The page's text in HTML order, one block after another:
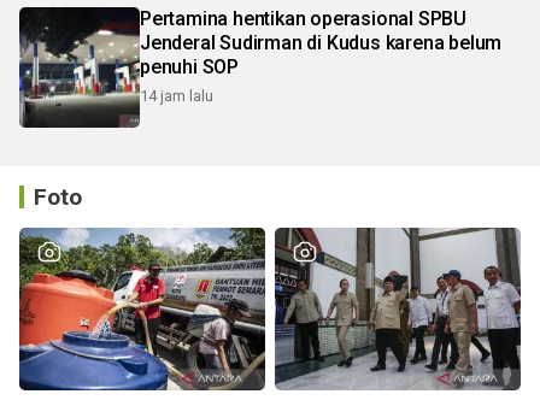
Pertamina hentikan operasional SPBU
Jenderal Sudirman di Kudus karena belum
penuhi SOP
14 jam lalu
Foto